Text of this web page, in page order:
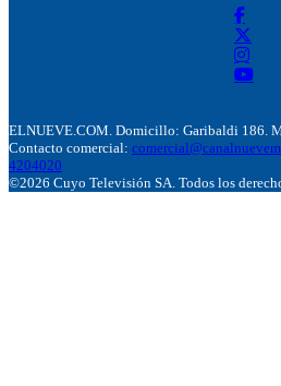
ELNUEVE.COM. Domicillo: Garibaldi 186.
Contacto comercial:
4204020
©2026 Cuyo Televisión SA. Todos los